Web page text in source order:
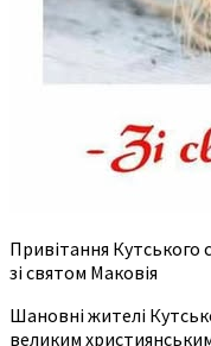
Привітання
зі святом Маковія
Шановні жителі
великим